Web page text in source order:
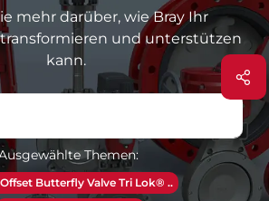
mehr darüber, wie Bray Ihr
und unterstützen
kann.
Themen:
Butterfly Valve Tri Lok® ..